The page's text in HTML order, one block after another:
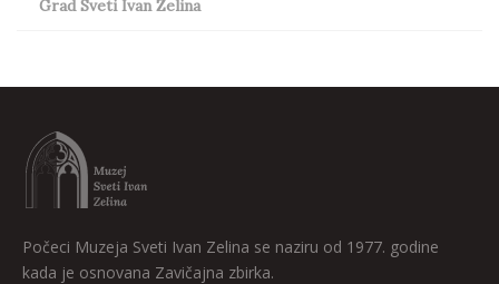
Grad Sveti Ivan Zelina
Počeci Muzeja Sveti Ivan Zelina se naziru od 1977. godine
kada je osnovana Zavičajna zbirka.